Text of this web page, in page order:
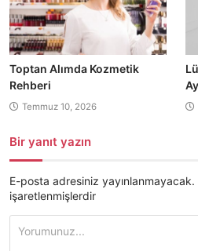
Toptan Alımda Kozmetik
Rehberi
Temmuz 10, 2026
Bir yanıt yazın
E-posta adresiniz yayınlanmayacak.
işaretlenmişlerdir